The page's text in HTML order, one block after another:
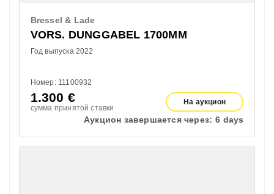
Bressel & Lade
VORS. DUNGGABEL 1700MM
Год выпуска 2022
Номер: 11100932
1.300 €
сумма принятой ставки
На аукцион
Аукцион завершается через: 6 days